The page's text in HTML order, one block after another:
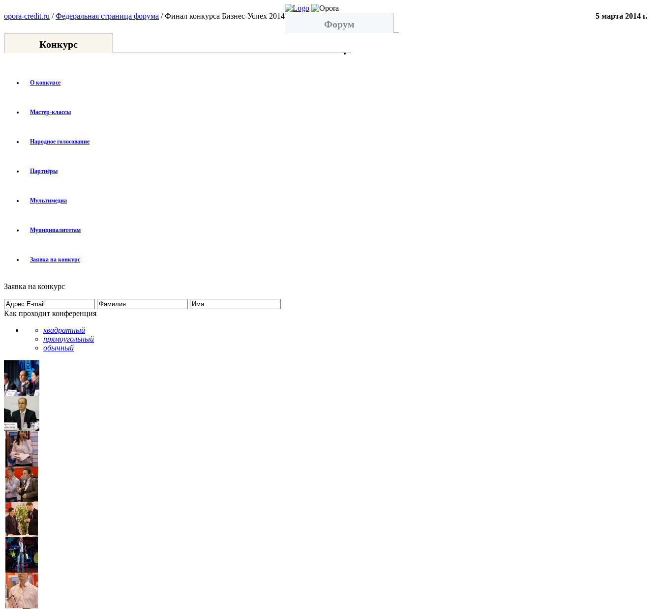
opora-credit.ru /Федеральная страница форума / Финал конкурса Бизнес-Успех 2014 5 марта 2014 г.
Форум
Конкурс
О конкурсе
Мастер-классы
Народное голосование
Партнёры
Мультимедиа
Муниципалитетам
Заявка на конкурс
Заявка на конкурс
Как проходит конференция
квадратный
прямоугольный
обычный